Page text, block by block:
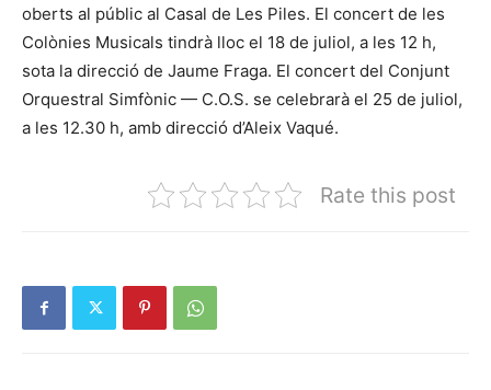
oberts al públic al Casal de Les Piles. El concert de les
Colònies Musicals tindrà lloc el 18 de juliol, a les 12 h,
sota la direcció de Jaume Fraga. El concert del Conjunt
Orquestral Simfònic — C.O.S. se celebrarà el 25 de juliol,
a les 12.30 h, amb direcció d’Aleix Vaqué.
Rate this post